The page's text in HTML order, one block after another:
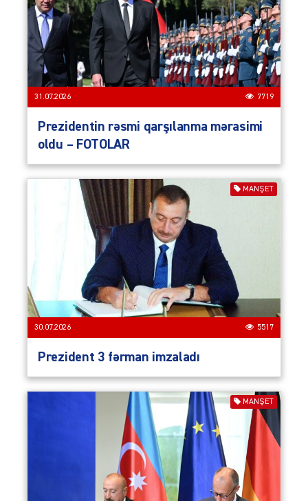
31.07.2026 7719
Prezidentin rəsmi qarşılanma mərasimi
oldu – FOTOLAR
MANŞET
30.07.2026 5517
Prezident 3 fərman imzaladı
MANŞET